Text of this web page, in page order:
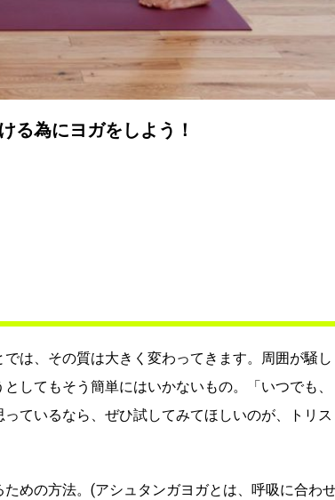
る為にヨガをしよう！
は、その質は大きく変わってきます。周囲が騒し
してもそう簡単にはいかないもの。「いつでも、
ているなら、ぜひ試してみてほしいのが、トリス
めの方法。(アシュタンガヨガとは、呼吸に合わ